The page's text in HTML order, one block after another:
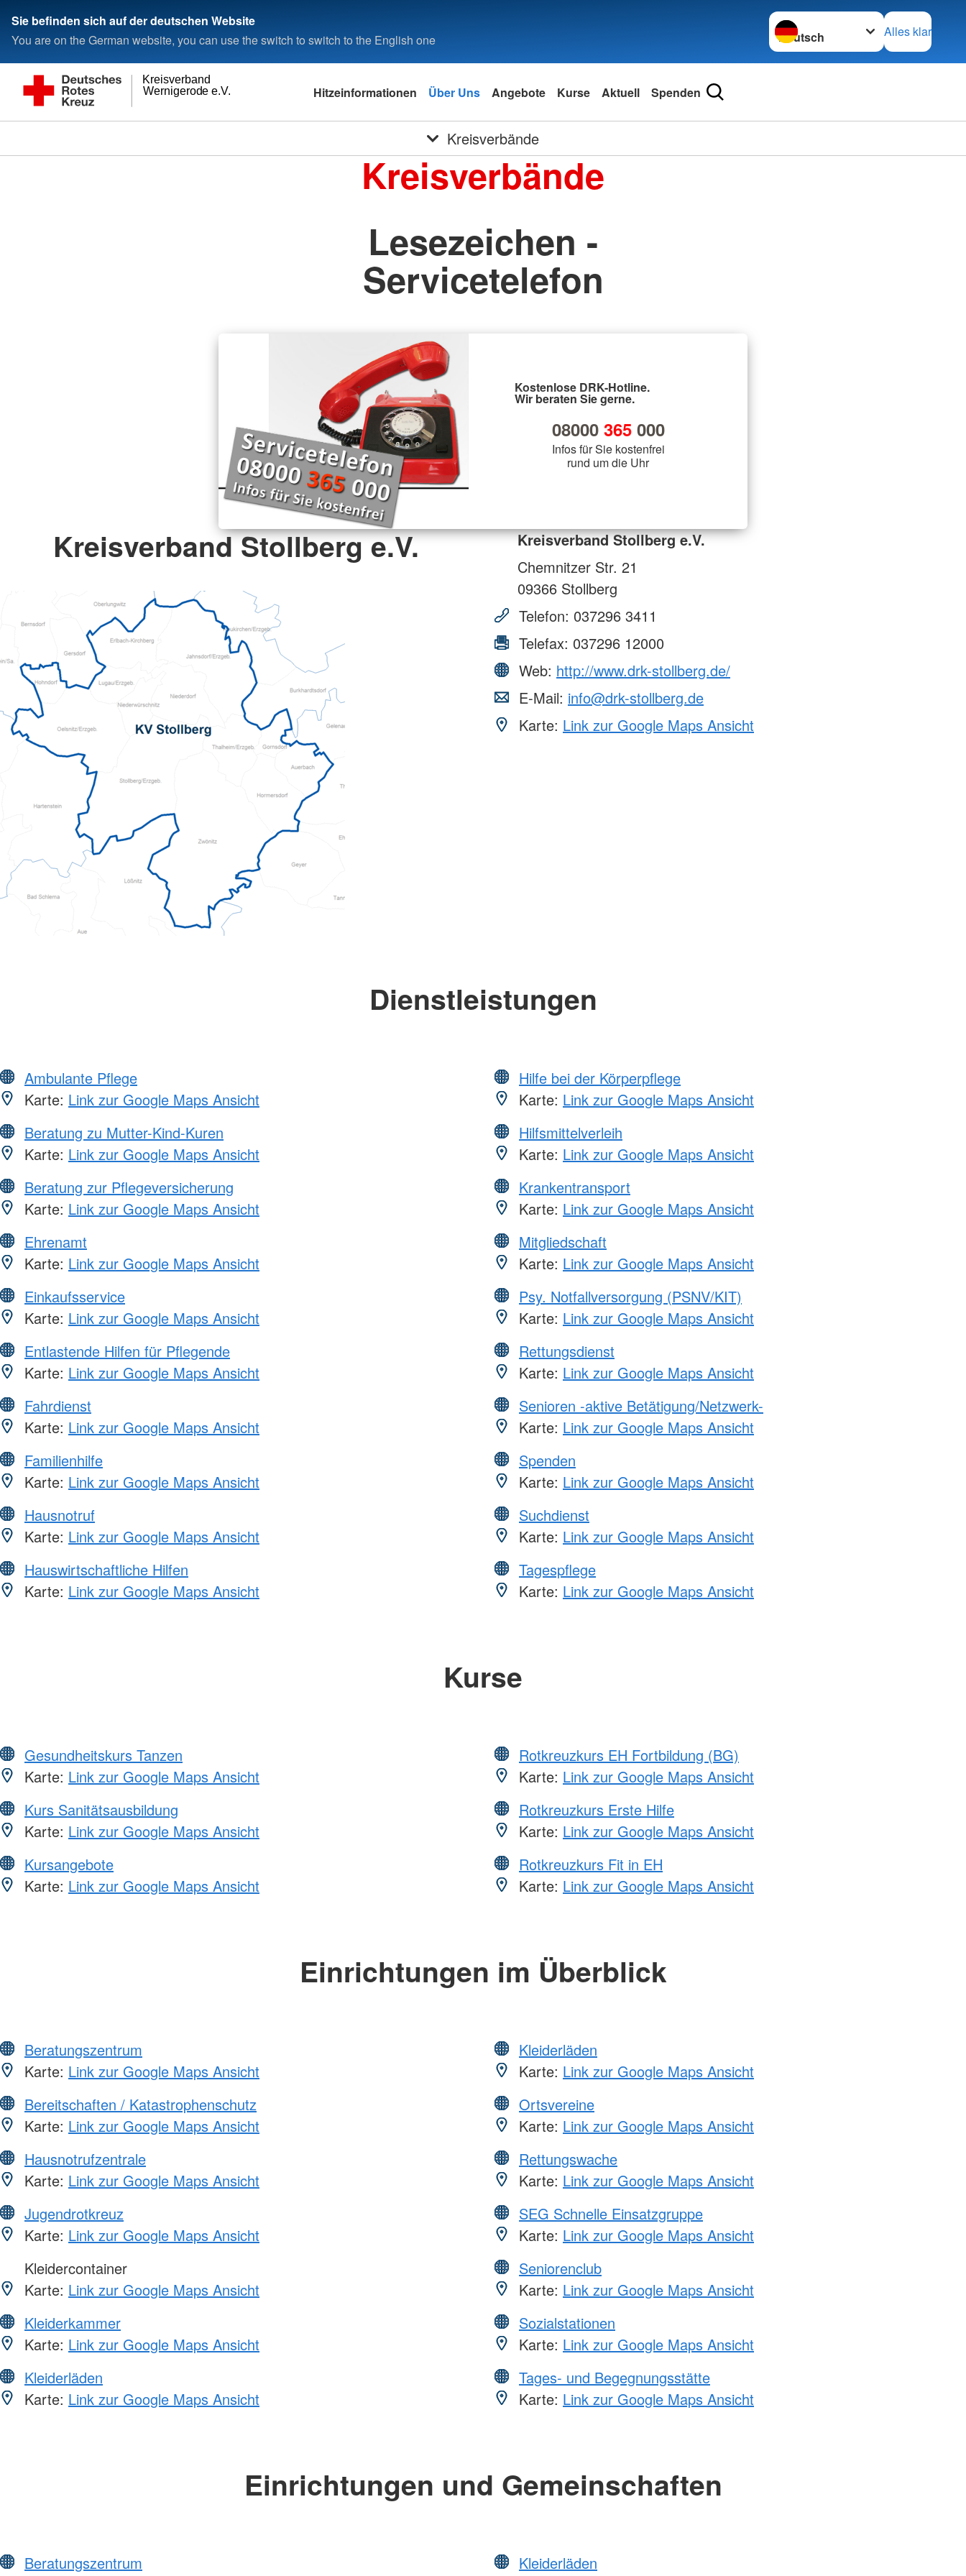
Sie befinden sich auf der deutschen Website
You are on the German website, you can use the switch to switch to the English one
Sprache wechseln zu
Alles klar
Wernigerode e.V.
Kreisverband
Hitzeinformationen Über Uns Angebote Kurse Aktuell Spenden
Kreisverbände
Kreisverbände
Lesezeichen -
Servicetelefon
Kostenlose DRK-Hotline.
Wir beraten Sie gerne.
08000 365000
Infos für Sie kostenfrei
rund um die Uhr
Kreisverband Stollberg e.V.
Kreisverband Stollberg e.V.
Chemnitzer Str. 21
09366 Stollberg
Telefon: 037296 3411
Telefax: 037296 12000
Web: http://www.drk-stollberg.de/
E-Mail: info@drk-stollberg.de
Karte: Link zur Google Maps Ansicht
Dienstleistungen
Ambulante Pflege
Karte: Link zur Google Maps Ansicht
Beratung zu Mutter-Kind-Kuren
Karte: Link zur Google Maps Ansicht
Beratung zur Pflegeversicherung
Karte: Link zur Google Maps Ansicht
Ehrenamt
Karte: Link zur Google Maps Ansicht
Einkaufsservice
Karte: Link zur Google Maps Ansicht
Entlastende Hilfen für Pflegende
Karte: Link zur Google Maps Ansicht
Fahrdienst
Karte: Link zur Google Maps Ansicht
Familienhilfe
Karte: Link zur Google Maps Ansicht
Hausnotruf
Karte: Link zur Google Maps Ansicht
Hauswirtschaftliche Hilfen
Karte: Link zur Google Maps Ansicht
Hilfe bei der Körperpflege
Karte: Link zur Google Maps Ansicht
Hilfsmittelverleih
Karte: Link zur Google Maps Ansicht
Krankentransport
Karte: Link zur Google Maps Ansicht
Mitgliedschaft
Karte: Link zur Google Maps Ansicht
Psy. Notfallversorgung (PSNV/KIT)
Karte: Link zur Google Maps Ansicht
Rettungsdienst
Karte: Link zur Google Maps Ansicht
Senioren -aktive Betätigung/Netzwerk-
Karte: Link zur Google Maps Ansicht
Spenden
Karte: Link zur Google Maps Ansicht
Suchdienst
Karte: Link zur Google Maps Ansicht
Tagespflege
Karte: Link zur Google Maps Ansicht
Kurse
Gesundheitskurs Tanzen
Karte: Link zur Google Maps Ansicht
Kurs Sanitätsausbildung
Karte: Link zur Google Maps Ansicht
Kursangebote
Karte: Link zur Google Maps Ansicht
Rotkreuzkurs EH Fortbildung (BG)
Karte: Link zur Google Maps Ansicht
Rotkreuzkurs Erste Hilfe
Karte: Link zur Google Maps Ansicht
Rotkreuzkurs Fit in EH
Karte: Link zur Google Maps Ansicht
Einrichtungen im Überblick
Beratungszentrum
Karte: Link zur Google Maps Ansicht
Bereitschaften / Katastrophenschutz
Karte: Link zur Google Maps Ansicht
Hausnotrufzentrale
Karte: Link zur Google Maps Ansicht
Jugendrotkreuz
Karte: Link zur Google Maps Ansicht
Kleidercontainer
Karte: Link zur Google Maps Ansicht
Kleiderkammer
Karte: Link zur Google Maps Ansicht
Kleiderläden
Karte: Link zur Google Maps Ansicht
Kleiderläden
Karte: Link zur Google Maps Ansicht
Ortsvereine
Karte: Link zur Google Maps Ansicht
Rettungswache
Karte: Link zur Google Maps Ansicht
SEG Schnelle Einsatzgruppe
Karte: Link zur Google Maps Ansicht
Seniorenclub
Karte: Link zur Google Maps Ansicht
Sozialstationen
Karte: Link zur Google Maps Ansicht
Tages- und Begegnungsstätte
Karte: Link zur Google Maps Ansicht
Einrichtungen und Gemeinschaften
Beratungszentrum
Kleiderläden